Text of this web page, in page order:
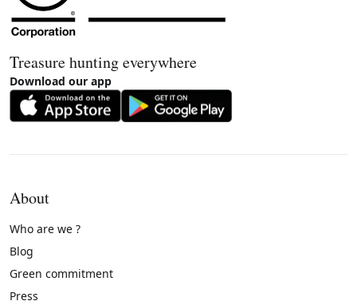
Treasure hunting everywhere
Download our app
About
Who are we ?
Blog
Green commitment
Press